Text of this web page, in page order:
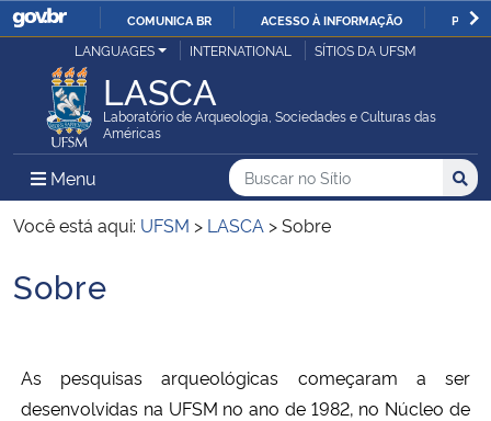
IR
O
COMUNICA BR ACESSO À INFORMAÇÃO
Ministério da Justiça e Segurança Pública
Ministério da Defesa
Ministério das Relações Exteriores
Ministério da Economia
Ministério da Agricultura, Pecuária e Abastecimento
LANGUAGES INTERNATIONAL SÍTIOS DA UFSM
LASCA
Laboratório de Arqueologia, Sociedades e Culturas das
Américas
Menu Menu Principal do Sítio
Busca
Buscar no no Sítio
Busca:
Você está aqui: UFSM > LASCA >Sobre
Início do conteúdo
Sobre
As pesquisas arqueológicas começaram a ser
desenvolvidas na UFSM no ano de 1982, no Núcleo de